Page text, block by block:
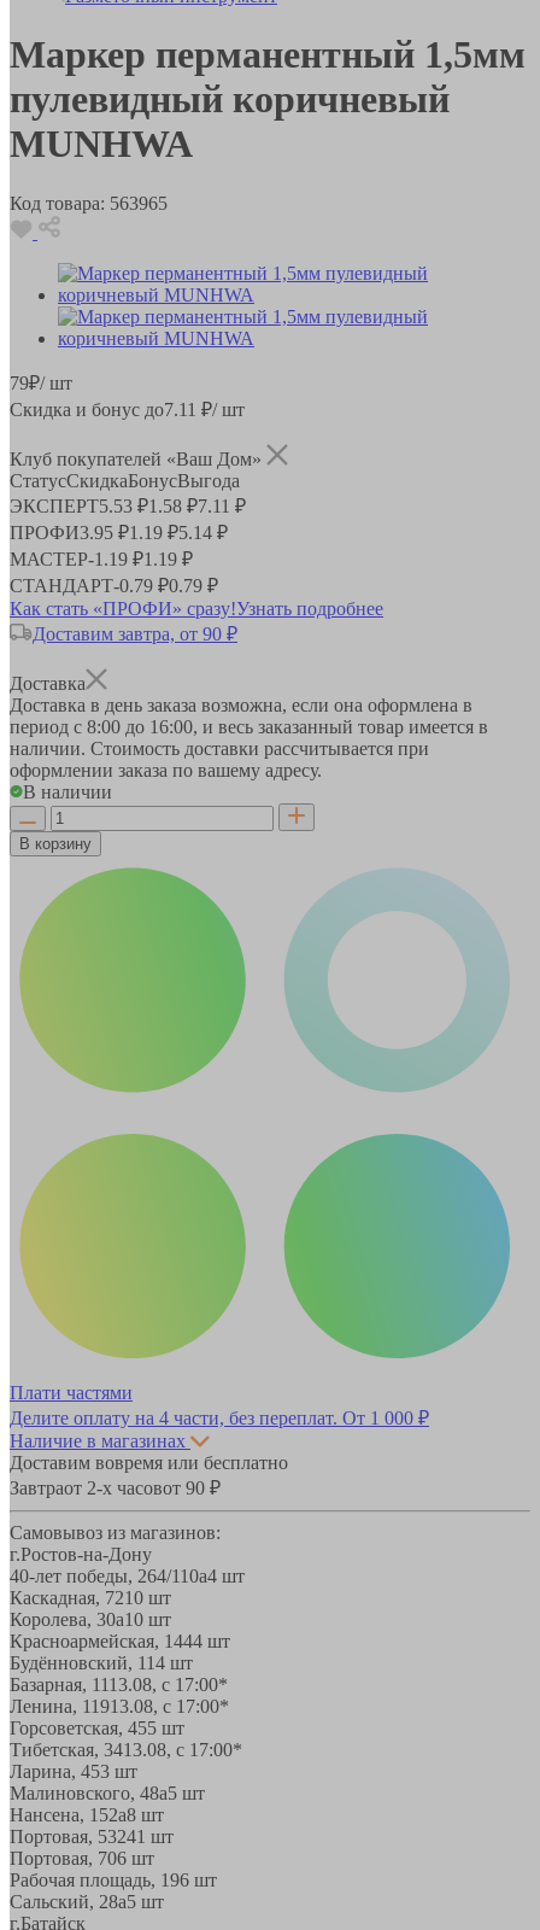
Маркер перманентный 1,5мм
пулевидный коричневый
MUNHWA
Код товара: 563965
79₽/ шт
Скидка и бонус до7.11 ₽/ шт
Клуб покупателей «Ваш Дом»
СтатусСкидкаБонусВыгода
ЭКСПЕРТ5.53 ₽1.58 ₽7.11 ₽
ПРОФИ3.95 ₽1.19 ₽5.14 ₽
МАСТЕР-1.19 ₽1.19 ₽
СТАНДАРТ-0.79 ₽0.79 ₽
Как стать «ПРОФИ» сразу!Узнать подробнее
Доставим завтра, от 90 ₽
Доставка
Доставка в день заказа возможна, если она оформлена в
период с 8:00 до 16:00, и весь заказанный товар имеется в
наличии. Стоимость доставки рассчитывается при
оформлении заказа по вашему адресу.
В наличии
В корзину
Плати частями
Делите оплату на 4 части, без переплат. От 1 000 ₽
Наличие в магазинах
Доставим вовремя или бесплатно
Завтраот 2-х часовот 90 ₽
Самовывоз из магазинов:
г.Ростов-на-Дону
40-лет победы, 264/110а4 шт
Каскадная, 7210 шт
Королева, 30а10 шт
Красноармейская, 1444 шт
Будённовский, 114 шт
Базарная, 1113.08, с 17:00*
Ленина, 11913.08, с 17:00*
Горсоветская, 455 шт
Тибетская, 3413.08, с 17:00*
Ларина, 453 шт
Малиновского, 48а5 шт
Нансена, 152а8 шт
Портовая, 53241 шт
Портовая, 706 шт
Рабочая площадь, 196 шт
Сальский, 28a5 шт
г.Батайск